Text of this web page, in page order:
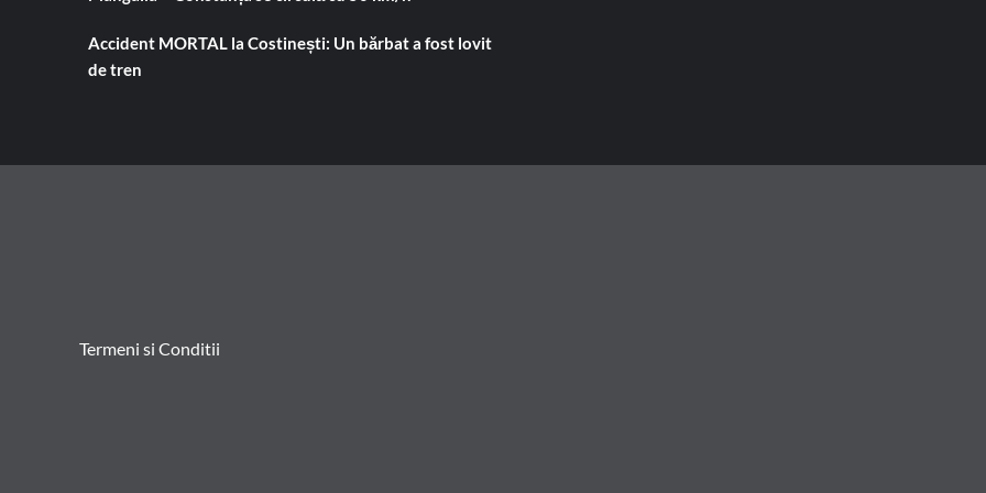
Accident MORTAL la Costinești: Un bărbat a fost lovit
de tren
Termeni si Conditii